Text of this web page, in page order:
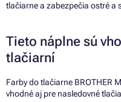
tlačiarne a zabezpečia ostré a
Tieto náplne sú
tlačiarní
Farby do tlačiarne BROTHER
vhodné aj pre nasledovné